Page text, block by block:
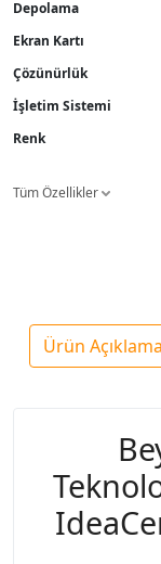
Depolama
Ekran Kartı
Çözünürlük
İşletim Sistemi
Renk
Tüm Özellikler
Ürün